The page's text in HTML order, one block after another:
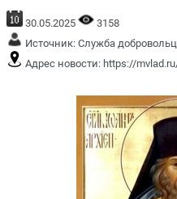
30.05.2025
3158
Источник: Служба
Адрес новости: https://